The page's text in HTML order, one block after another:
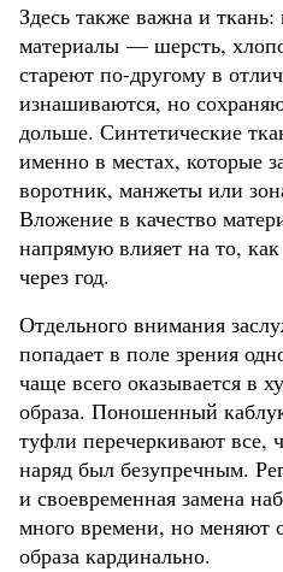
Здесь также важна и ткань:
материалы — шерсть,
стареют по-другому в
изнашиваются, но
дольше. Синтетические
именно в местах, которые
воротник, манжеты или
Вложение в качество
напрямую влияет на то,
через год.
Отдельного внимания
попадает в поле зрения
чаще всего оказывается в
образа. Поношенный
туфли перечеркивают все,
наряд был безупречным.
и своевременная замена
много времени, но меняют
образа кардинально.